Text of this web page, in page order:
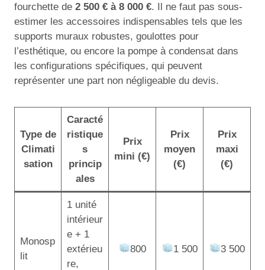
fourchette de 2 500 € à 8 000 €. Il ne faut pas sous-
estimer les accessoires indispensables tels que les
supports muraux robustes, goulottes pour
l’esthétique, ou encore la pompe à condensat dans
les configurations spécifiques, qui peuvent
représenter une part non négligeable du devis.
Type de
Climati
sation
Caracté
ristique
s
princip
ales
Prix
mini (€)
Prix
moyen
(€)
Prix
maxi
(€)
Monosp
lit
1 unité
intérieur
e + 1
extérieu
re,
800 1 500 3 500